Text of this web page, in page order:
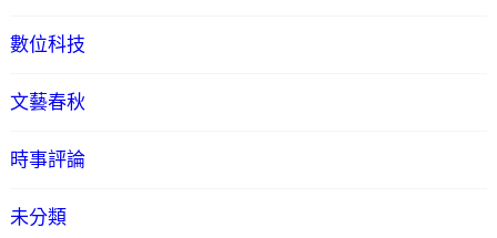
數位科技
文藝春秋
時事評論
未分類